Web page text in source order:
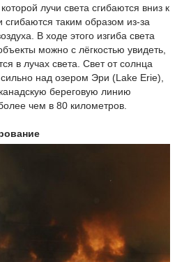
лучи света сгибаются вниз к
таким образом из-за
В ходе этого изгиба света
можно с лёгкостью увидеть,
в лучах света. Свет от солнца
сильно над озером Эри (Lake Erie),
береговую линию
чем в 80 километров.